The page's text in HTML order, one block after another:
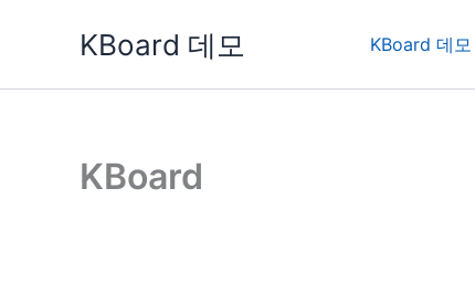
KBoard 데모 KBoard 데모
KBoard